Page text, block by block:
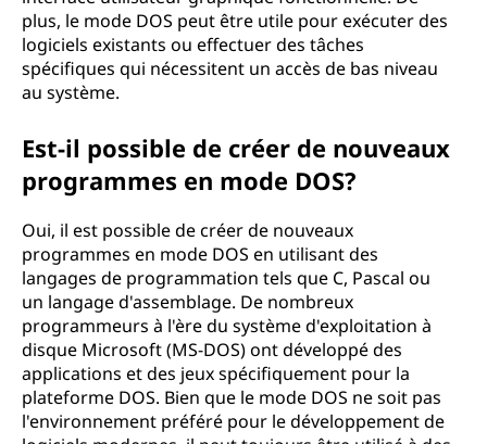
plus, le mode DOS peut être utile pour exécuter des
logiciels existants ou effectuer des tâches
spécifiques qui nécessitent un accès de bas niveau
au système.
Est-il possible de créer de nouveaux
programmes en mode DOS?
Oui, il est possible de créer de nouveaux
programmes en mode DOS en utilisant des
langages de programmation tels que C, Pascal ou
un langage d'assemblage. De nombreux
programmeurs à l'ère du système d'exploitation à
disque Microsoft (MS-DOS) ont développé des
applications et des jeux spécifiquement pour la
plateforme DOS. Bien que le mode DOS ne soit pas
l'environnement préféré pour le développement de